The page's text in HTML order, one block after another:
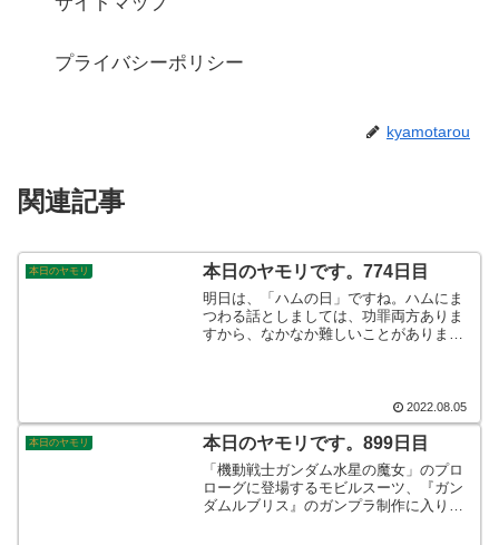
プライバシーポリシー
kyamotarou
関連記事
本日のヤモリ 本日のヤモリです。774日目
明日は、「ハムの日」ですね。ハムにま
つわる話としましては、功罪両方ありま
すから、なかなか難しいことがありま
てしまいましたね。そんなこんなで、本
日のヤモリです。
2022.08.05
本日のヤモリ 本日のヤモリです。899日目
「機動戦士ガンダム水星の魔女」のプロ
ローグに登場するモビルスーツ、『ガン
ダムルブリス』のガンプラ制作に入りま